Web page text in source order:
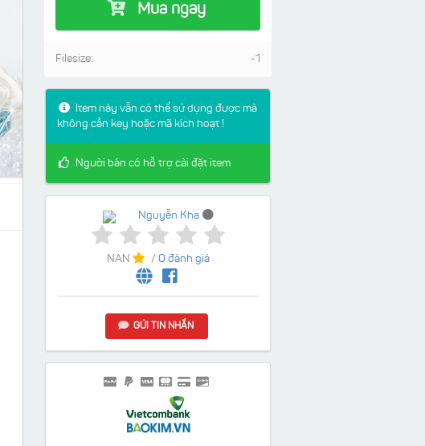
Mua ngay
-1
Filesize:
Item này vẫn có thể sử dụng được mà
không cần key hoặc mã kích hoạt !
Người bán có hỗ trợ cài đặt item
Nguyễn Kha
NAN / 0 đánh giá
GỬI TIN NHẮN